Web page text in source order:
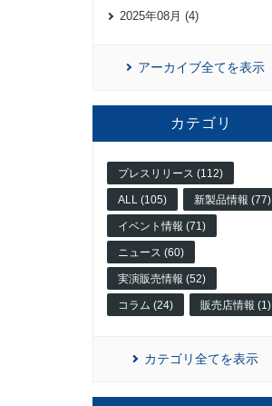
2025年08月 (4)
アーカイブ全てを表示
カテゴリ
プレスリリース (112)
ALL (105) 新製品情報 (77)
イベント情報 (71)
ニュース (60)
実演販売情報 (52)
コラム (24) 販売店情報 (1)
カテゴリ全てを表示